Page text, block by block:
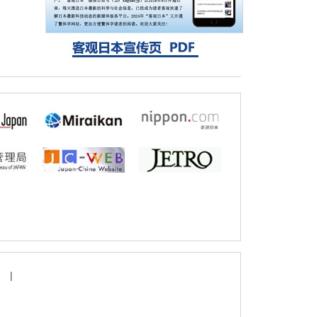
科学研究
立教大学在试管内构建长链人工基因组DNA
自我复制系统，有望实现携带大量基因的人
工细胞
|